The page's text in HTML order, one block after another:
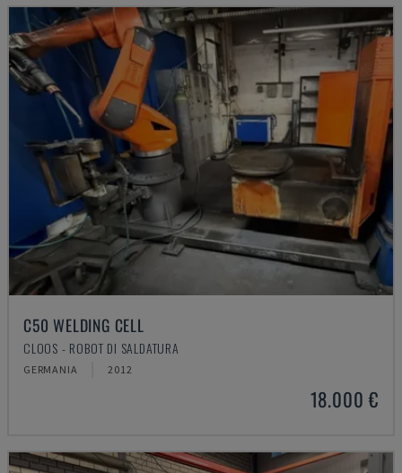
C50 WELDING CELL
CLOOS - ROBOT DI SALDATURA
GERMANIA 2012
18.000 €